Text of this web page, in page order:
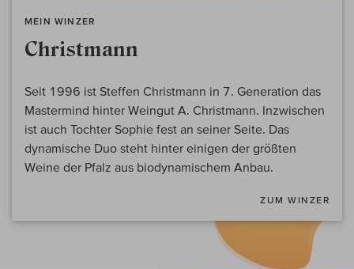
MEIN WINZER
Christmann
Seit 1996 ist Steffen Christmann in 7. Generation das
Mastermind hinter Weingut A. Christmann. Inzwischen
ist auch Tochter Sophie fest an seiner Seite. Das
dynamische Duo steht hinter einigen der größten
Weine der Pfalz aus biodynamischem Anbau.
ZUM WINZER